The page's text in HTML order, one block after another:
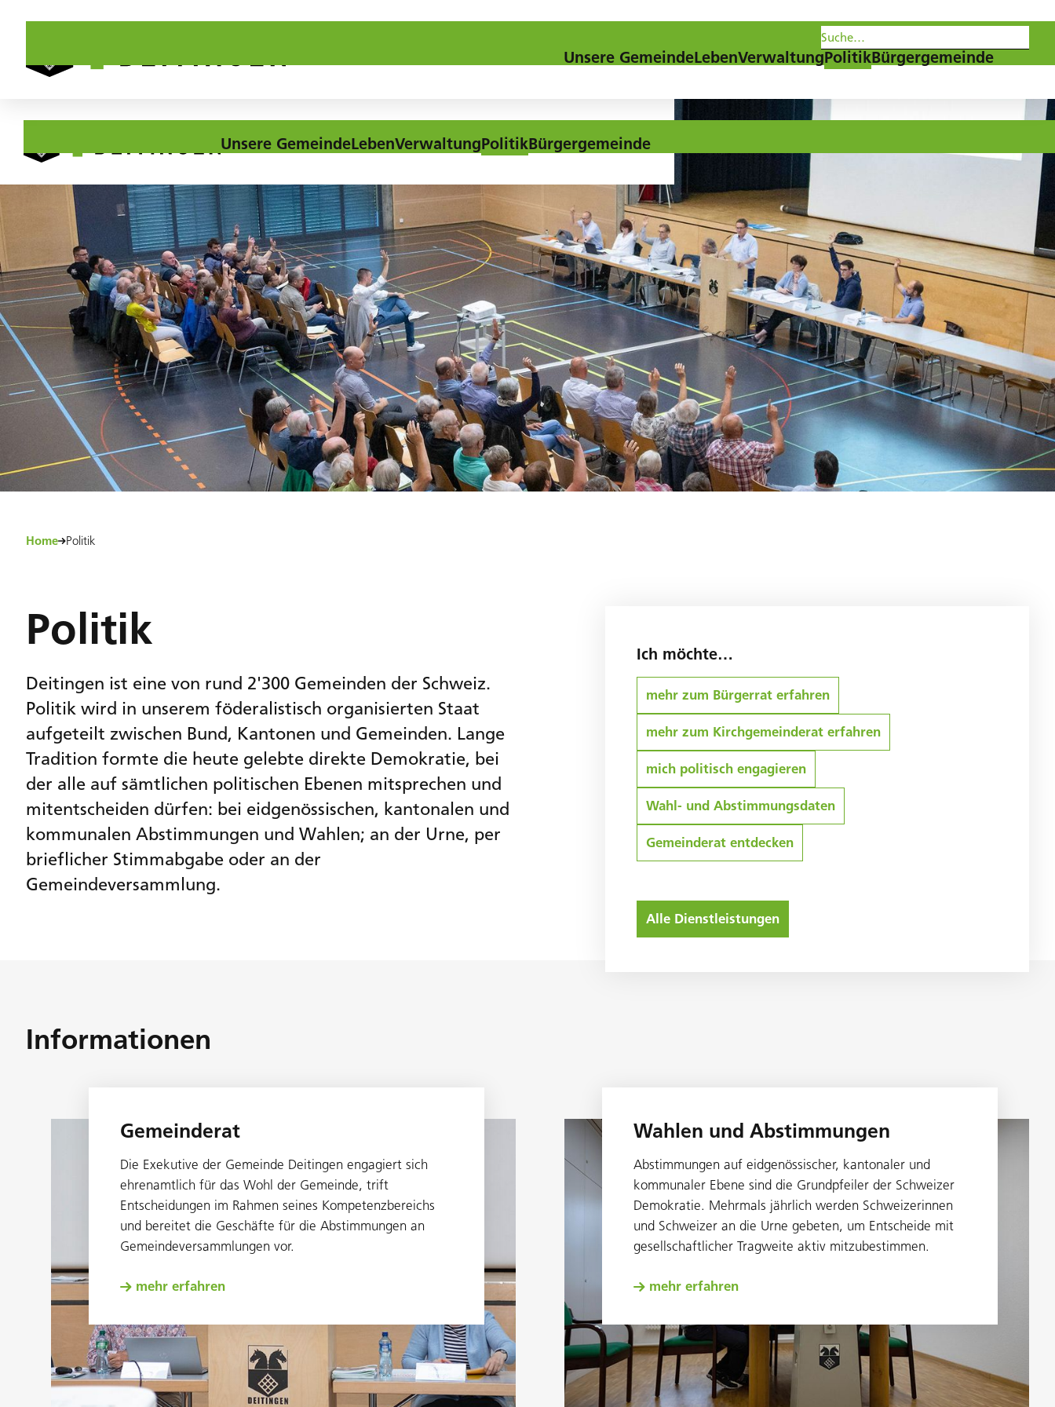
Unsere GemeindeLebenVerwaltungPolitikBürgergemeinde
Unsere GemeindeLebenVerwaltungPolitikBürgergemeinde
Home Politik
Politik
Deitingen ist eine von rund 2'300 Gemeinden der Schweiz.
Politik wird in unserem föderalistisch organisierten Staat
aufgeteilt zwischen Bund, Kantonen und Gemeinden. Lange
Tradition formte die heute gelebte direkte Demokratie, bei
der alle auf sämtlichen politischen Ebenen mitsprechen und
mitentscheiden dürfen: bei eidgenössischen, kantonalen und
kommunalen Abstimmungen und Wahlen; an der Urne, per
brieflicher Stimmabgabe oder an der
Gemeindeversammlung.
Ich möchte…
mehr zum Bürgerrat erfahren
mehr zum Kirchgemeinderat erfahren
mich politisch engagieren
Wahl- und Abstimmungsdaten
Gemeinderat entdecken
Alle Dienstleistungen
Informationen
Gemeinderat
Die Exekutive der Gemeinde Deitingen engagiert sich
ehrenamtlich für das Wohl der Gemeinde, trift
Entscheidungen im Rahmen seines Kompetenzbereichs
und bereitet die Geschäfte für die Abstimmungen an
Gemeindeversammlungen vor.
mehr erfahren
Wahlen und Abstimmungen
Abstimmungen auf eidgenössischer, kantonaler und
kommunaler Ebene sind die Grundpfeiler der Schweizer
Demokratie. Mehrmals jährlich werden Schweizerinnen
und Schweizer an die Urne gebeten, um Entscheide mit
gesellschaftlicher Tragweite aktiv mitzubestimmen.
mehr erfahren